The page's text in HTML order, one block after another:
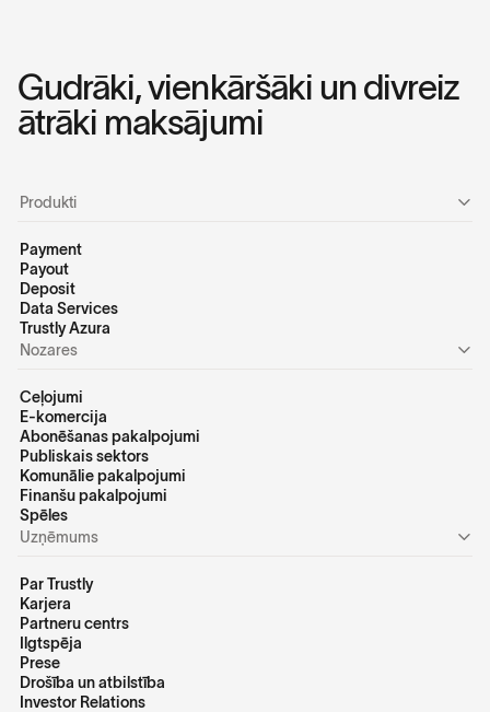
Gudrāki, vienkāršāki un divreiz
ātrāki maksājumi
Produkti
Payment
Payout
Deposit
Data Services
Trustly Azura
Nozares
Ceļojumi
E-komercija
Abonēšanas pakalpojumi
Publiskais sektors
Komunālie pakalpojumi
Finanšu pakalpojumi
Spēles
Uzņēmums
Par Trustly
Karjera
Partneru centrs
Ilgtspēja
Prese
Drošība un atbilstība
Investor Relations